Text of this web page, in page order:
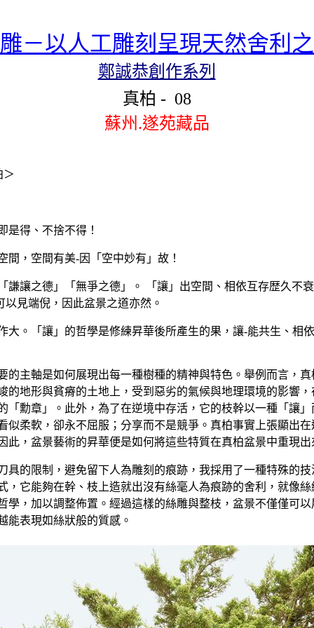
－以人工雕刻呈現天然舍利
鄭誠恭創作系列
真柏 - 08
蘇州.遂苑藏品
＞
是得、不捨不得！
間，空間有美-因「空中妙有」故！
謙讓之德」「無爭之德」。
「讓」出空間、相依互存歴久不
以見端倪，因此盆景之道亦然。
大。「讓」的哲學是修練昇華後所產生的果，讓-能共生、相
的主軸是如何展現出每一種樹種的精神與特色。舉例而言，真
的地形與貧瘠的土地上，受到惡劣的氣候與地理環境的影響
「勳章」。此外，為了在逆境中存活，它的枝幹以一種「讓
似柔軟，卻永不屈服；分享而不是競爭。真柏事實上張顯出
此，盆景藝術的昇華便是如何將這些特質在真柏盆景中重現出
具的限制，避免留下人為雕刻的痕跡，我採用了一種特殊的
，它能夠在幹、枝上造就出沒有絲毫人為痕跡的舍利，就像
學，加以調整佈置。經過這樣的絲雕與整枝，盆景不僅僅可以
能表現如絲狀般的質感。